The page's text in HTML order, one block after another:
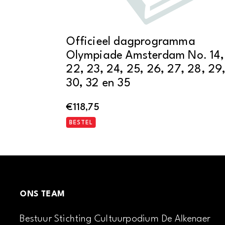
Officieel dagprogramma
Olympiade Amsterdam No. 14,
22, 23, 24, 25, 26, 27, 28, 29,
30, 32 en 35
€118,75
BESTEL
ONS TEAM
Bestuur Stichting Cultuurpodium De Alkenaer